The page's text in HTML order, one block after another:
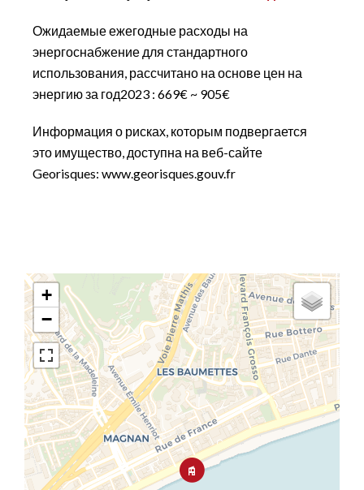
Ожидаемые ежегодные расходы на
энергоснабжение для стандартного
использования, рассчитано на основе цен на
энергию за год2023 : 669€ ~ 905€
Информация о рисках, которым подвергается
это имущество, доступна на веб-сайте
Georisques: www.georisques.gouv.fr
+
−